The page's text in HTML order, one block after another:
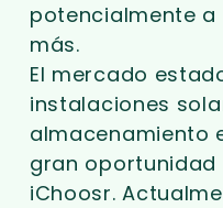
potencialmente
más.
El mercado
instalaciones
almacenamiento
gran oportunidad
iChoosr.